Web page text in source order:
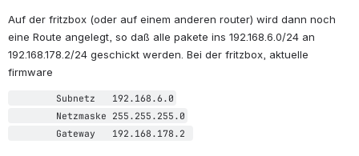
Auf der fritzbox (oder auf einem anderen router) wird dann noch
eine Route angelegt, so daß alle pakete ins 192.168.6.0/24 an
192.168.178.2/24 geschickt werden. Bei der fritzbox, aktuelle
firmware
        Subnetz   192.168.6.0
        Netzmaske 255.255.255.0
        Gateway   192.168.178.2